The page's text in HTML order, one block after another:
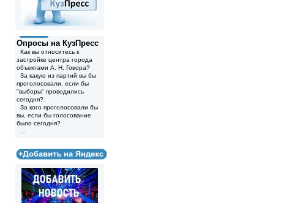
Опросы на КузПресс
Как вы относитесь к
застройке центра города
объектами А. Н. Говора?
За какую из партий вы бы
проголосовали, если бы
"выборы" проводились
сегодня?
За кого проголосовали бы
вы, если бы голосование
было сегодня?